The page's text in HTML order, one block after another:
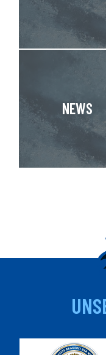
NEWS